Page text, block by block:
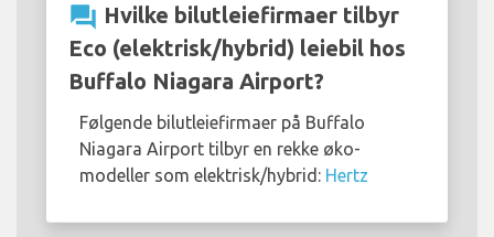
question_answer Hvilke bilutleiefirmaer tilbyr
Eco (elektrisk/hybrid) leiebil hos
Buffalo Niagara Airport?
Følgende bilutleiefirmaer på Buffalo
Niagara Airport tilbyr en rekke øko-
modeller som elektrisk/hybrid: Hertz